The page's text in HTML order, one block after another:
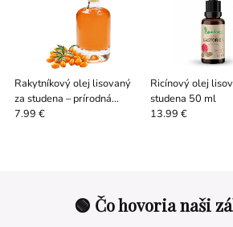
Rakytníkový olej lisovaný
za studena – prírodná
regenerácia pokožky
7.99 €
Ricínový olej
studena 50 ml
13.99 €
🟢 Čo hovoria naši